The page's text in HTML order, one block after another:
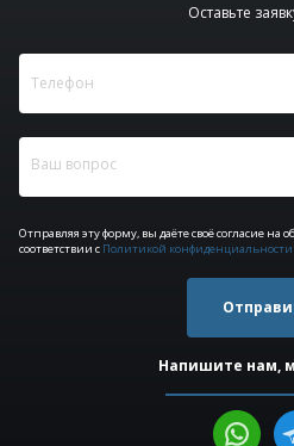
Оставьте
Отправляя эту форму, вы даёте своё согласие
соответствии с Политикой конфиденциальности
Напишите нам,